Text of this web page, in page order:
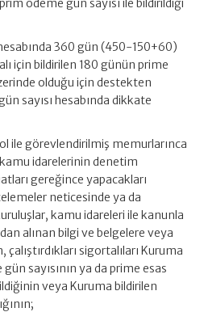
ödeme gün sayısı ile bildirildiği
360 gün (450-150+60)
için bildirilen 180 günün prime
olduğu için destekten
sayısı hesabında dikkate
ile görevlendirilmiş memurlarınca
idarelerinin denetim
gereğince yapacakları
neticesinde ya da
kamu idareleri ile kanunla
alınan bilgi ve belgelere veya
sigortalıları Kuruma
sayısının ya da prime esas
veya Kuruma bildirilen